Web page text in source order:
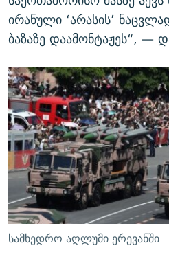
ირანული ‘არასის’
ბაზაზე დაამონტაჟეს“, —
სამხედრო აღლუმი ერევანში